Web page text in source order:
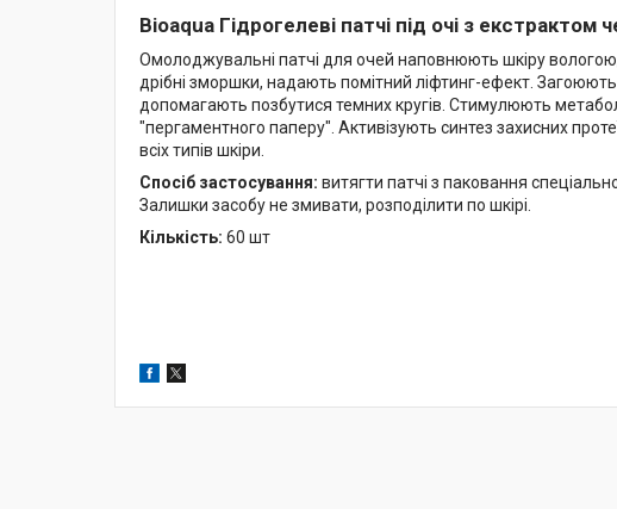
Bioaqua Гідрогелеві патчі під очі з
Омолоджувальні патчі для очей наповнюють шкіру
дрібні зморшки, надають помітний ліфтинг-ефект.
допомагають позбутися темних кругів. Стимулюють
"пергаментного паперу". Активізують синтез захисних
всіх типів шкіри.
Спосіб застосування: витягти патчі з паковання
Залишки засобу не змивати, розподілити по шкірі.
Кількість: 60 шт